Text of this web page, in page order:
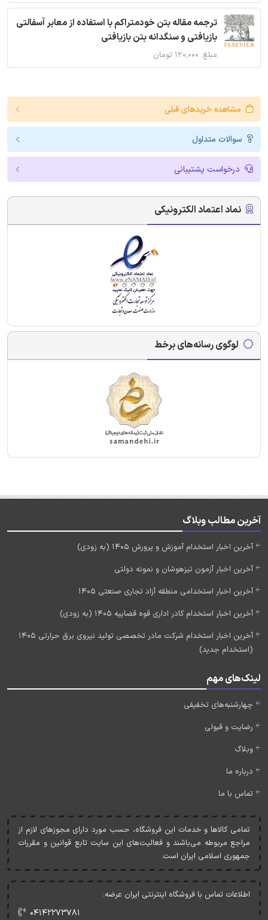
ترجمه مقاله بتن خودمتراکم با استفاده از معابر آسفالتی
بازیافتی و سنگدانه بتن بازیافتی
مبلغ: ۱۲۰,۰۰۰ تومان
مشاهده خریدهای قبلی
سوالات متداول
درخواست پشتیبانی
نماد اعتماد الکترونیکی
لوگوی رسانه‌های برخط
آخرین مطالب وبلاگ
آخرین اخبار استخدام آموزش و پرورش 1405 (به زودی)
آخرین اخبار آزمون تیزهوشان و نمونه دولتی
آخرین اخبار استخدامی منطقه آزاد تجاری صنعتی 1405
آخرین اخبار استخدام کادر اداری قوه قضاییه 1405 (به زودی)
آخرین اخبار استخدام شرکت مادر تخصصی تولید نیروی برق حرارتی 1405
(استخدام جدید)
لینک‌های مهم
چهارشنبه‌های تخفیفی
رضایت و قبولی
وبلاگ
درباره ما
تماس با ما
تمامی کالاها و خدمات اين فروشگاه، حسب مورد دارای مجوزهای لازم از
مراجع مربوطه می‌باشند و فعاليت‌های اين سايت تابع قوانين و مقررات
جمهوری اسلامی ايران است.
اطلاعات تماس با فروشگاه اینترنتی ایران عرضه:
۰۴۱۴۲۲۷۳۷۸۱